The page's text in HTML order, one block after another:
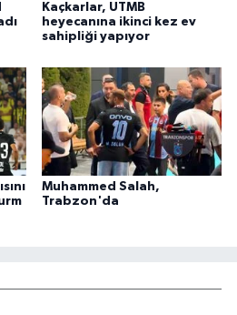
Kaçkarlar, UTMB
heyecanına ikinci kez ev
sahipliği yapıyor
Muhammed Salah,
Trabzon'da